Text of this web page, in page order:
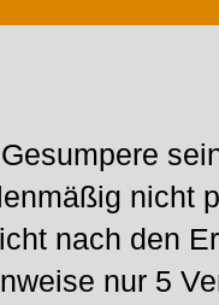
nicht
nach den
nur 5